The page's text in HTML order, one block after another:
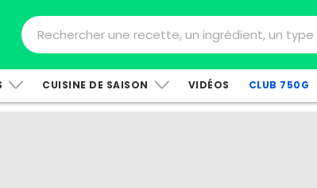
CUISINE DE SAISON VIDÉOS CLUB 750G